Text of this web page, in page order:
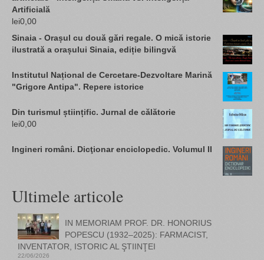
Artificială
lei0,00
Sinaia - Orașul cu două gări regale. O mică istorie
ilustrată a orașului Sinaia, ediție bilingvă
Institutul Național de Cercetare-Dezvoltare Marină
"Grigore Antipa". Repere istorice
Din turismul științific. Jurnal de călătorie
lei0,00
Ingineri români. Dicţionar enciclopedic. Volumul II
Ultimele articole
IN MEMORIAM PROF. DR. HONORIUS
POPESCU (1932–2025): FARMACIST,
INVENTATOR, ISTORIC AL ŞTIINŢEI
22/06/2026